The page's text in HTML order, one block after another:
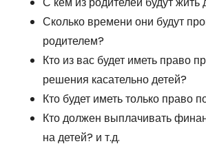
Сколько времени они будут
родителем?
Кто из вас будет иметь право
решения касательно детей?
Кто будет иметь только право
Кто должен выплачивать
на детей? и т.д.